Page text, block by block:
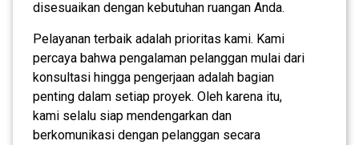
disesuaikan dengan kebutuhan ruangan Anda.
Pelayanan terbaik adalah prioritas kami. Kami
percaya bahwa pengalaman pelanggan mulai dari
konsultasi hingga pengerjaan adalah bagian
penting dalam setiap proyek. Oleh karena itu,
kami selalu siap mendengarkan dan
berkomunikasi dengan pelanggan secara